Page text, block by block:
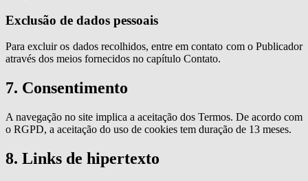
Exclusão de dados pessoais
Para excluir os dados recolhidos, entre em contato com o Publicador
através dos meios fornecidos no capítulo Contato.
7. Consentimento
A navegação no site implica a aceitação dos Termos. De acordo com
o RGPD, a aceitação do uso de cookies tem duração de 13 meses.
8. Links de hipertexto